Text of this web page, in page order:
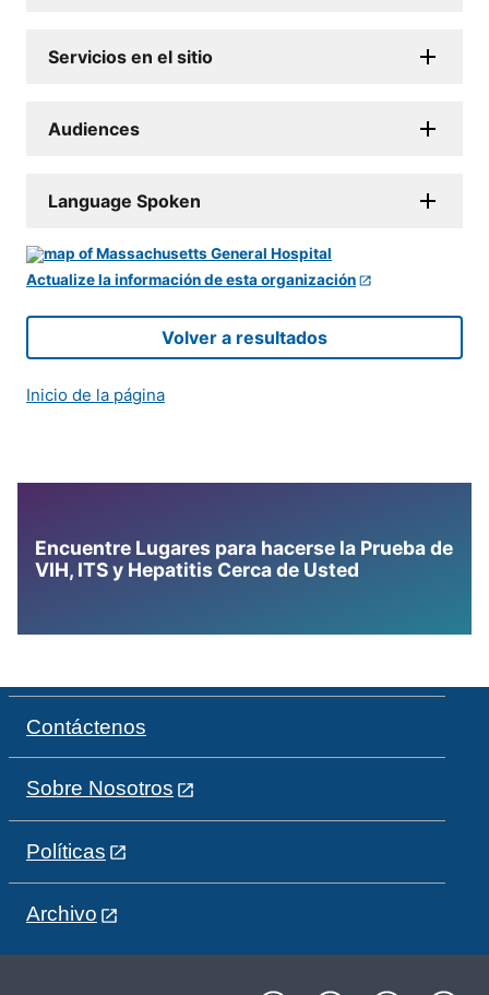
Servicios en el sitio
Audiences
Language Spoken
Actualize la información de esta organización
Volver a resultados
Inicio de la página
Encuentre Lugares para hacerse la Prueba de
VIH, ITS y Hepatitis Cerca de Usted
Contáctenos
Sobre Nosotros
Políticas
Archivo